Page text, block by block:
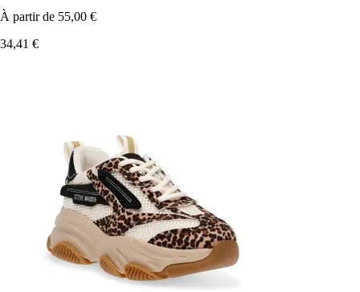
À partir de 55,00 €
34,41 €